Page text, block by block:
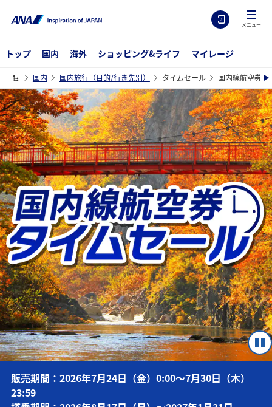
メニュー
トップ 国内 海外 ショッピング&ライフ マイレージ
国内 国内旅行（目的/行き先別） タイムセール 国内線航空券タ
販売期間：2026年7月24日（金）0:00～7月30日（木）
23:59